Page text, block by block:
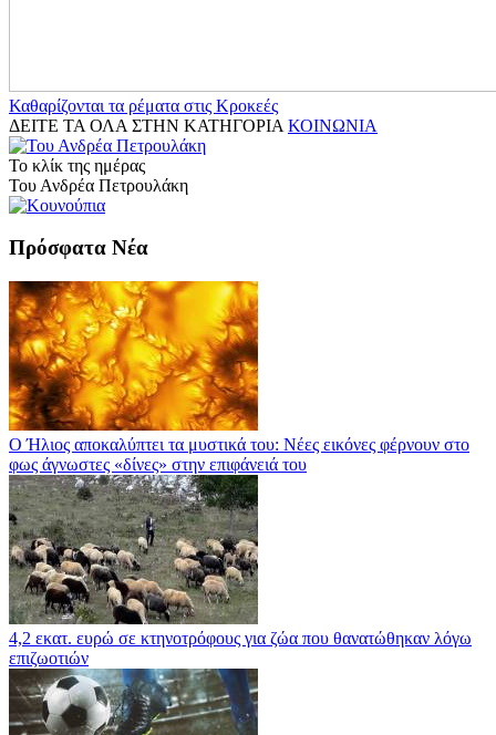
Καθαρίζονται τα ρέματα στις Κροκεές
ΔΕΙΤΕ ΤΑ ΟΛΑ ΣΤΗΝ ΚΑΤΗΓΟΡΙΑ ΚΟΙΝΩΝΙΑ
Το κλίκ της ημέρας
Του Ανδρέα Πετρουλάκη
Πρόσφατα Νέα
Ο Ήλιος αποκαλύπτει τα μυστικά του: Νέες εικόνες φέρνουν στο
φως άγνωστες «δίνες» στην επιφάνειά του
4,2 εκατ. ευρώ σε κτηνοτρόφους για ζώα που θανατώθηκαν λόγω
επιζωοτιών